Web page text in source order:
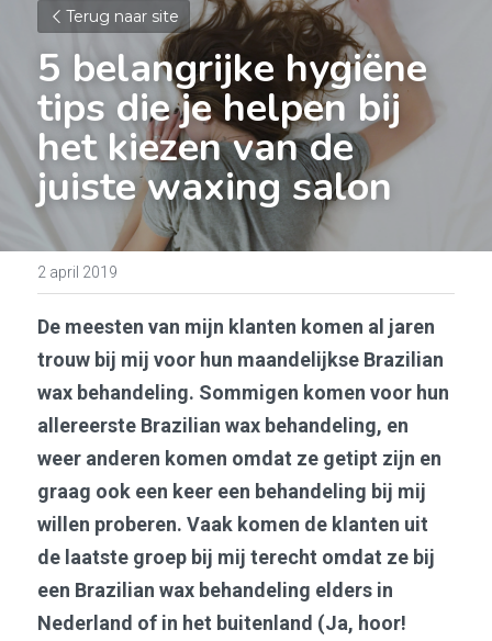
Terug naar site
5 belangrijke hygiëne
tips die je helpen bij
het kiezen van de
juiste waxing salon
2 april 2019
De meesten van mijn klanten komen al jaren
trouw bij mij voor hun maandelijkse Brazilian
wax behandeling. Sommigen komen voor hun
allereerste Brazilian wax behandeling, en
weer anderen komen omdat ze getipt zijn en
graag ook een keer een behandeling bij mij
willen proberen. Vaak komen de klanten uit
de laatste groep bij mij terecht omdat ze bij
een Brazilian wax behandeling elders in
Nederland of in het buitenland (Ja, hoor!